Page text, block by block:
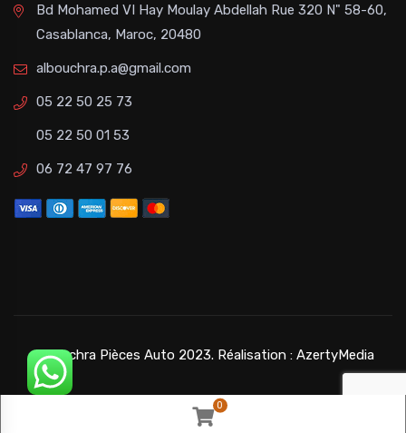
Bd Mohamed VI Hay Moulay Abdellah Rue 320 N" 58-60,
Casablanca, Maroc, 20480
albouchra.p.a@gmail.com
05 22 50 25 73
05 22 50 01 53
06 72 47 97 76
©Bouchra Pièces Auto 2023. Réalisation : AzertyMedia
0